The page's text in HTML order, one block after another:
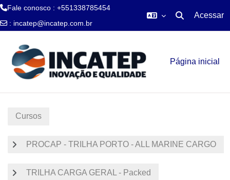
Fale conosco : +551338785454
: incatep@incatep.com.br Alternar
Acessar
Página inicial
Cursos
PROCAP - TRILHA PORTO - ALL MARINE CARGO
TRILHA CARGA GERAL - Packed